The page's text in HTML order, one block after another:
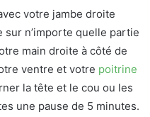
votre jambe droite
sur n’importe quelle partie
main droite à côté de
ventre et votre poitrine
la tête et le cou ou les
une pause de 5 minutes.